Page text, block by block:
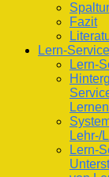
Fazit
Lern-
Lern-
Lernen
Lehr-/
Lern-